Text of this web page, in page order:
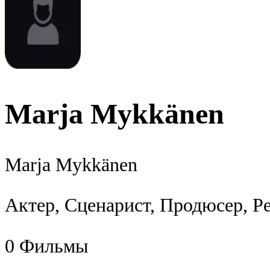
Marja Mykkänen
Marja Mykkänen
Актер, Сценарист, Продюсер,
0 Фильмы